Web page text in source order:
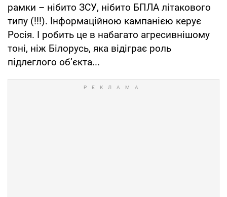
рамки – нібито ЗСУ, нібито БПЛА літакового
типу (!!!). Інформаційною кампанією керує
Росія. І робить це в набагато агресивнішому
тоні, ніж Білорусь, яка відіграє роль
підлеглого об’єкта...